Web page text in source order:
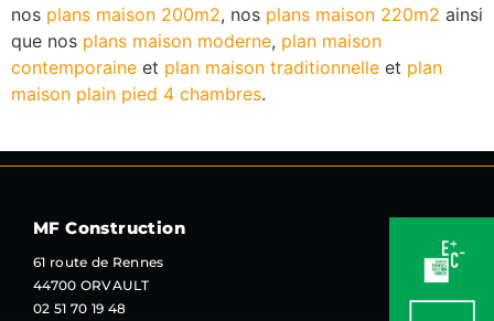
nos plans maison 200m2, nos plans maison 220m2 ainsi
que nos plans maison moderne, plan maison
contemporaine et plan maison traditionnelle et plan
maison plain pied 4 chambres.
MF Construction
61 route de Rennes
44700 ORVAULT
02 51 70 19 48